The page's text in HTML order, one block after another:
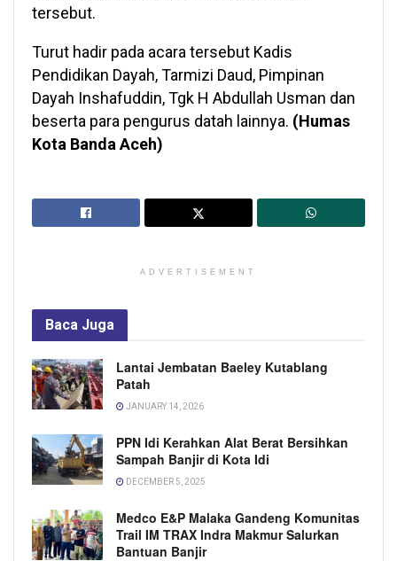
tersebut.
Turut hadir pada acara tersebut Kadis
Pendidikan Dayah, Tarmizi Daud, Pimpinan
Dayah Inshafuddin, Tgk H Abdullah Usman dan
beserta para pengurus datah lainnya. (Humas
Kota Banda Aceh)
ADVERTISEMENT
Baca Juga
Lantai Jembatan Baeley Kutablang
Patah
JANUARY 14, 2026
PPN Idi Kerahkan Alat Berat Bersihkan
Sampah Banjir di Kota Idi
DECEMBER 5, 2025
Medco E&P Malaka Gandeng Komunitas
Trail IM TRAX Indra Makmur Salurkan
Bantuan Banjir